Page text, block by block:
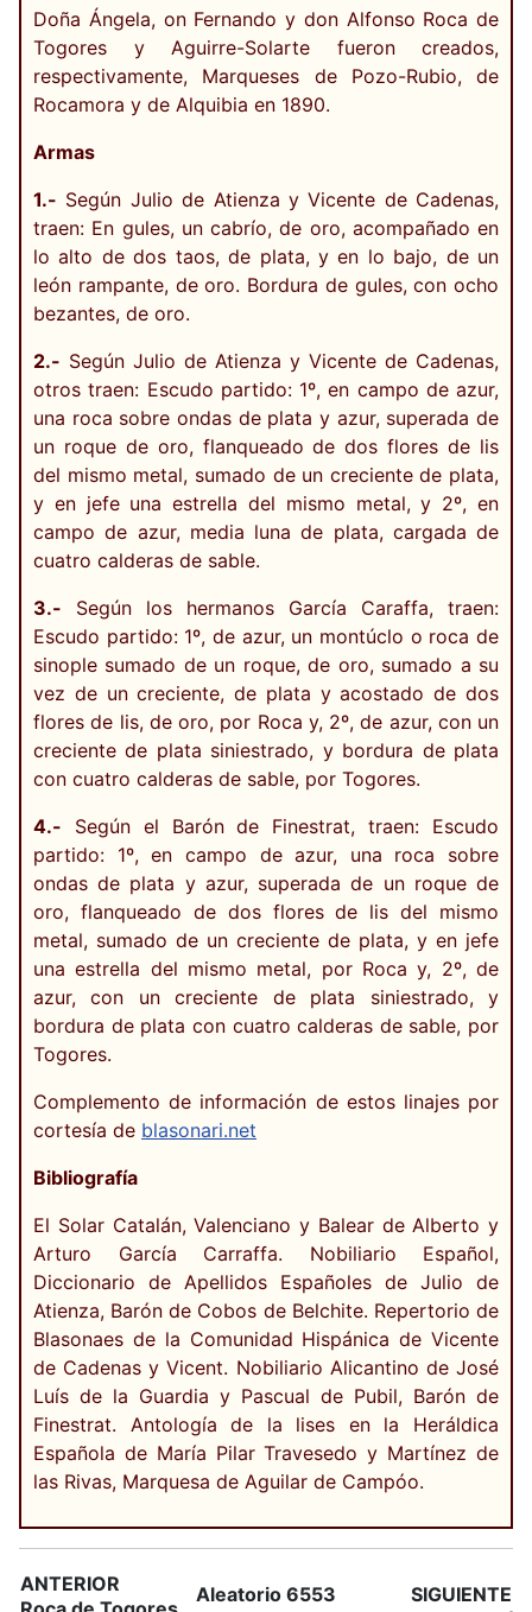
Doña Ángela, on Fernando y don Alfonso Roca de
Togores y Aguirre-Solarte fueron creados,
respectivamente, Marqueses de Pozo-Rubio, de
Rocamora y de Alquibia en 1890.
Armas
1.- Según Julio de Atienza y Vicente de Cadenas,
traen: En gules, un cabrío, de oro, acompañado en
lo alto de dos taos, de plata, y en lo bajo, de un
león rampante, de oro. Bordura de gules, con ocho
bezantes, de oro.
2.- Según Julio de Atienza y Vicente de Cadenas,
otros traen: Escudo partido: 1º, en campo de azur,
una roca sobre ondas de plata y azur, superada de
un roque de oro, flanqueado de dos flores de lis
del mismo metal, sumado de un creciente de plata,
y en jefe una estrella del mismo metal, y 2º, en
campo de azur, media luna de plata, cargada de
cuatro calderas de sable.
3.- Según los hermanos García Caraffa, traen:
Escudo partido: 1º, de azur, un montúclo o roca de
sinople sumado de un roque, de oro, sumado a su
vez de un creciente, de plata y acostado de dos
flores de lis, de oro, por Roca y, 2º, de azur, con un
creciente de plata siniestrado, y bordura de plata
con cuatro calderas de sable, por Togores.
4.- Según el Barón de Finestrat, traen: Escudo
partido: 1º, en campo de azur, una roca sobre
ondas de plata y azur, superada de un roque de
oro, flanqueado de dos flores de lis del mismo
metal, sumado de un creciente de plata, y en jefe
una estrella del mismo metal, por Roca y, 2º, de
azur, con un creciente de plata siniestrado, y
bordura de plata con cuatro calderas de sable, por
Togores.
Complemento de información de estos linajes por
cortesía de blasonari.net
Bibliografía
El Solar Catalán, Valenciano y Balear de Alberto y
Arturo García Carraffa. Nobiliario Español,
Diccionario de Apellidos Españoles de Julio de
Atienza, Barón de Cobos de Belchite. Repertorio de
Blasonaes de la Comunidad Hispánica de Vicente
de Cadenas y Vicent. Nobiliario Alicantino de José
Luís de la Guardia y Pascual de Pubil, Barón de
Finestrat. Antología de la lises en la Heráldica
Española de María Pilar Travesedo y Martínez de
las Rivas, Marquesa de Aguilar de Campóo.
ANTERIOR
Aleatorio 6553
SIGUIENTE